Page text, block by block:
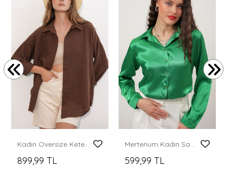
Kadın Oversize Keten Gömlek 20338 - Kahverengi
899,99 TL
Merterium Kadın Saten Gömlek Geniş Beden Aralığı - Yeşil
599,99 TL